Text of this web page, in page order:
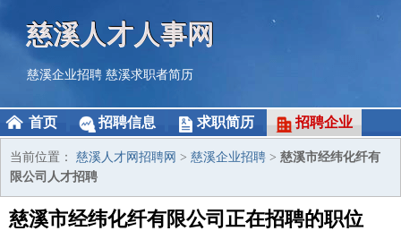
慈溪人才人事网
慈溪企业招聘 慈溪求职者简历
首页 招聘信息 求职简历 招聘企业
当前位置： 慈溪人才网招聘网 > 慈溪企业招聘 > 慈溪市经纬化纤有
限公司人才招聘
慈溪市经纬化纤有限公司正在招聘的职位